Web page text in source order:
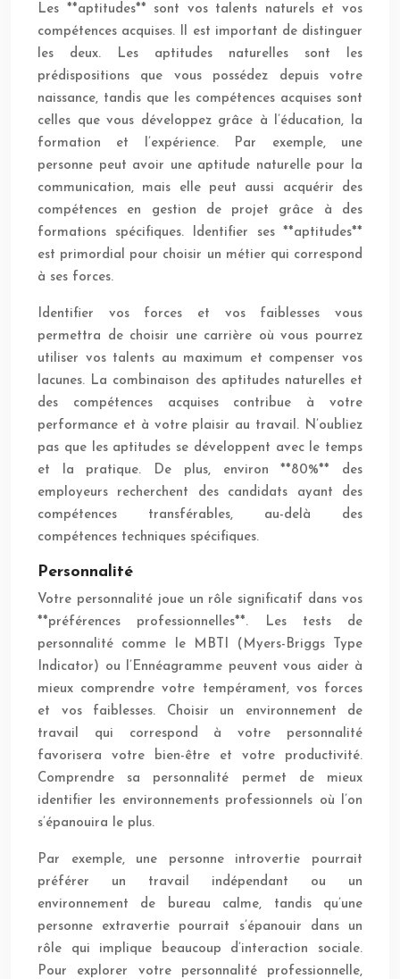
Les **aptitudes** sont vos talents naturels et vos
compétences acquises. Il est important de distinguer
les deux. Les aptitudes naturelles sont les
prédispositions que vous possédez depuis votre
naissance, tandis que les compétences acquises sont
celles que vous développez grâce à l’éducation, la
formation et l’expérience. Par exemple, une
personne peut avoir une aptitude naturelle pour la
communication, mais elle peut aussi acquérir des
compétences en gestion de projet grâce à des
formations spécifiques. Identifier ses **aptitudes**
est primordial pour choisir un métier qui correspond
à ses forces.
Identifier vos forces et vos faiblesses vous
permettra de choisir une carrière où vous pourrez
utiliser vos talents au maximum et compenser vos
lacunes. La combinaison des aptitudes naturelles et
des compétences acquises contribue à votre
performance et à votre plaisir au travail. N’oubliez
pas que les aptitudes se développent avec le temps
et la pratique. De plus, environ **80%** des
employeurs recherchent des candidats ayant des
compétences transférables, au-delà des
compétences techniques spécifiques.
Personnalité
Votre personnalité joue un rôle significatif dans vos
**préférences professionnelles**. Les tests de
personnalité comme le MBTI (Myers-Briggs Type
Indicator) ou l’Ennéagramme peuvent vous aider à
mieux comprendre votre tempérament, vos forces
et vos faiblesses. Choisir un environnement de
travail qui correspond à votre personnalité
favorisera votre bien-être et votre productivité.
Comprendre sa personnalité permet de mieux
identifier les environnements professionnels où l’on
s’épanouira le plus.
Par exemple, une personne introvertie pourrait
préférer un travail indépendant ou un
environnement de bureau calme, tandis qu’une
personne extravertie pourrait s’épanouir dans un
rôle qui implique beaucoup d’interaction sociale.
Pour explorer votre personnalité professionnelle,